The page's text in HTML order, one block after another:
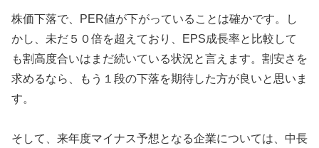
株価下落で、PER値が下がっていることは確かです。し
かし、未だ５０倍を超えており、EPS成長率と比較して
も割高度合いはまだ続いている状況と言えます。割安さを
求めるなら、もう１段の下落を期待した方が良いと思いま
す。
そして、来年度マイナス予想となる企業については、中長